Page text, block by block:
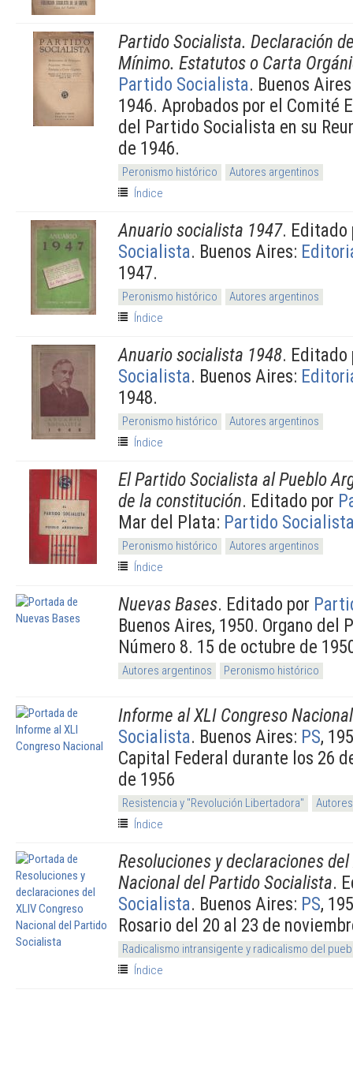
Partido Socialista. Declaración
Mínimo. Estatutos o Carta
Partido Socialista. Buenos
1946. Aprobados por el Comité
del Partido Socialista en su
de 1946.
Peronismo histórico
Autores argentinos
Índice
Anuario socialista 1947.
Socialista. Buenos Aires:
1947.
Peronismo histórico
Autores argentinos
Índice
Anuario socialista 1948.
Socialista. Buenos Aires:
1948.
Peronismo histórico
Autores argentinos
Índice
El Partido Socialista al Pueblo
de la constitución. Editado por
Mar del Plata: Partido
Peronismo histórico
Autores argentinos
Índice
Nuevas Bases. Editado por
Buenos Aires, 1950. Organo
Número 8. 15 de octubre de
Autores argentinos Peronismo histórico
Informe al XLI Congreso Nacional
Socialista. Buenos Aires: PS,
Capital Federal durante los 26
de 1956
Resistencia y "Revolución Libertadora"
Índice
Resoluciones y declaraciones
Nacional del Partido Socialista.
Socialista. Buenos Aires: PS,
Rosario del 20 al 23 de
Radicalismo intransigente y radicalismo del
Índice